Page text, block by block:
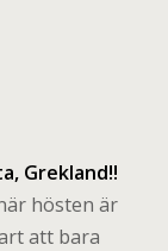
Grekland!!
hösten är
att bara